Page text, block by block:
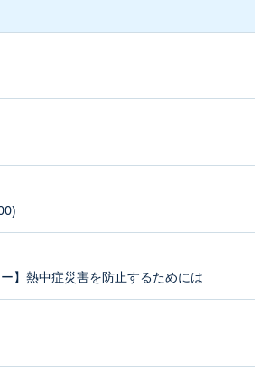
ー】熱中症災害を防止するためには